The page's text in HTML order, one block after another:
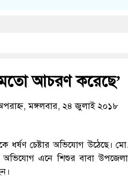
আচরণ করেছে’
মঙ্গলবার, ২৪ জুলাই ২০১৮
ধর্ষণ চেষ্টার অভিযোগ উঠেছে।
অভিযোগ এনে শিশুর বাবা উপজেলা